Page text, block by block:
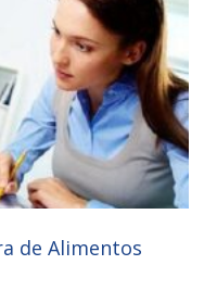
de Alimentos